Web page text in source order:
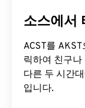
소스에서
ACST를
릭하여 친구
다른 두 시간
입니다.